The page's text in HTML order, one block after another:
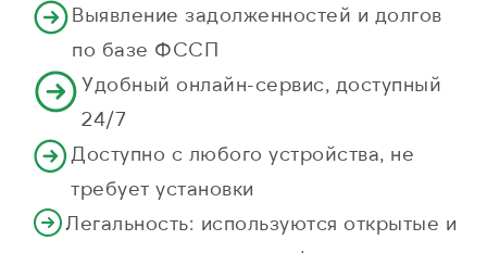
Выявление задолженностей и долгов
по базе ФССП
Удобный онлайн-сервис, доступный
24/7
Доступно с любого устройства, не
требует установки
Легальность: используются открытые и